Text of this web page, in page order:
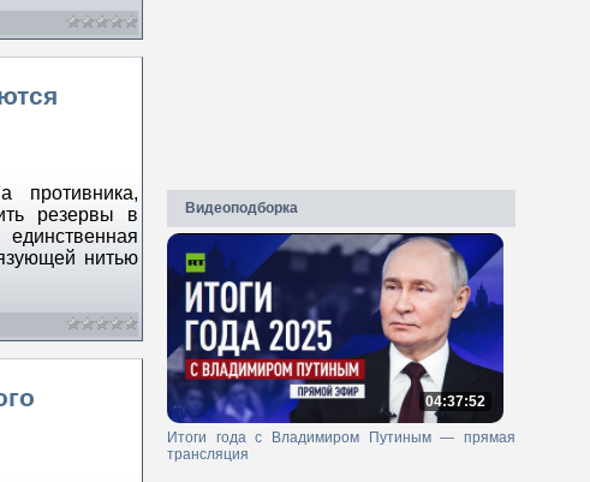
противника,
резервы в
нитью
Видеоподборка
04:37:52
Итоги года с Владимиром Путиным — прямая
трансляция